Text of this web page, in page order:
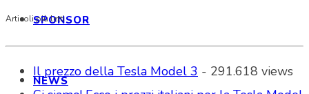
SPONSOR
NEWS
Articoli più letti
Il prezzo della Tesla Model 3 - 291.618 views